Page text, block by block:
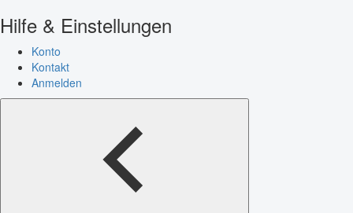
Hilfe & Einstellungen
Konto
Kontakt
Anmelden